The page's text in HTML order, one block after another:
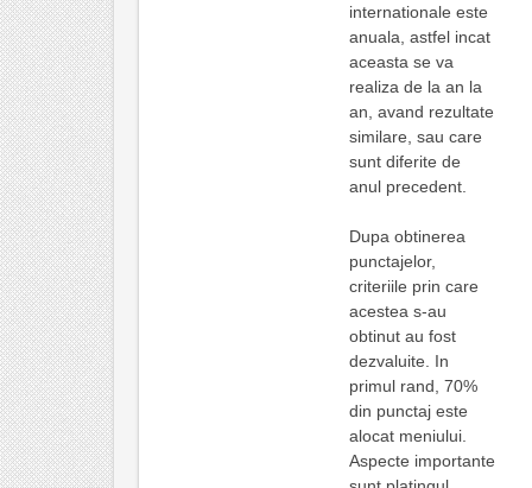
internationale este
anuala, astfel incat
aceasta se va
realiza de la an la
an, avand rezultate
similare, sau care
sunt diferite de
anul precedent.
Dupa obtinerea
punctajelor,
criteriile prin care
acestea s-au
obtinut au fost
dezvaluite. In
primul rand, 70%
din punctaj este
alocat meniului.
Aspecte importante